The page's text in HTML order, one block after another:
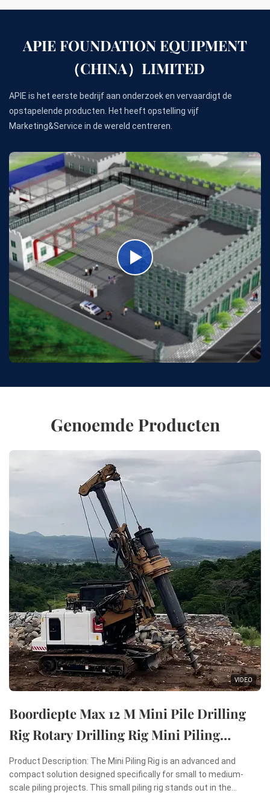
APIE FOUNDATION EQUIPMENT
（CHINA）LIMITED
APIE is het eerste bedrijf aan onderzoek en vervaardigt de
opstapelende producten. Het heeft opstelling vijf
Marketing&Service in de wereld centreren.
Genoemde Producten
VIDEO
Boordiepte Max 12 M Mini Pile Drilling
Rig Rotary Drilling Rig Mini Piling
Machine
Product Description: The Mini Piling Rig is an advanced and
compact solution designed specifically for small to medium-
scale piling projects. This small piling rig stands out in the